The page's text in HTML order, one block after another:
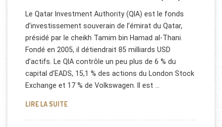
Le Qatar Investment Authority (QIA) est le fonds
d’investissement souverain de l’émirat du Qatar,
présidé par le cheikh Tamim bin Hamad al-Thani.
Fondé en 2005, il détiendrait 85 milliards USD
d’actifs. Le QIA contrôle un peu plus de 6 % du
capital d’EADS, 15,1 % des actions du London Stock
Exchange et 17 % de Volkswagen. Il est …
LIRE LA SUITEQATAR INVESTMENT AUTHORITY (QIA)